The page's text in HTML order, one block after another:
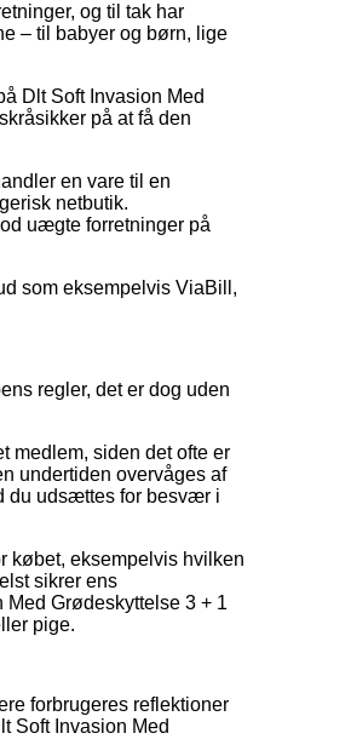
og til tak har
– til babyer og børn, lige
Dlt Soft Invasion Med
på at få den
en vare til en
netbutik.
uægte forretninger på
som eksempelvis ViaBill,
regler, det er dog uden
medlem, siden det ofte er
undertiden overvåges af
du udsættes for besvær i
købet, eksempelvis hvilken
sikrer ens
Grødeskyttelse 3 + 1
pige.
forbrugeres reflektioner
Soft Invasion Med